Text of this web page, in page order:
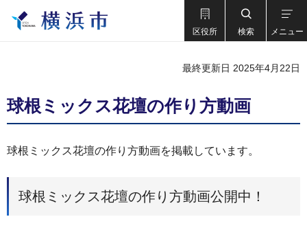
区役所 検索 メニュー
最終更新日 2025年4月22日
球根ミックス花壇の作り方動画
球根ミックス花壇の作り方動画を掲載しています。
球根ミックス花壇の作り方動画公開中！